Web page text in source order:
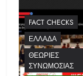
FACT CHECKS
ΕΛΛΆΔΑ
ΘΕΩΡΊΕΣ
ΣΥΝΩΜΟΣΊΑΣ